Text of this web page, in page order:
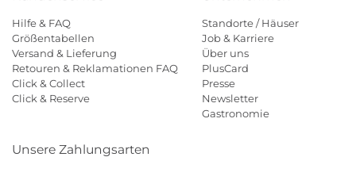
Hilfe & FAQ
Größentabellen
Versand & Lieferung
Retouren & Reklamationen FAQ
Click & Collect
Click & Reserve
Standorte / Häuser
Job & Karriere
Über uns
PlusCard
Presse
Newsletter
Gastronomie
Unsere Zahlungsarten